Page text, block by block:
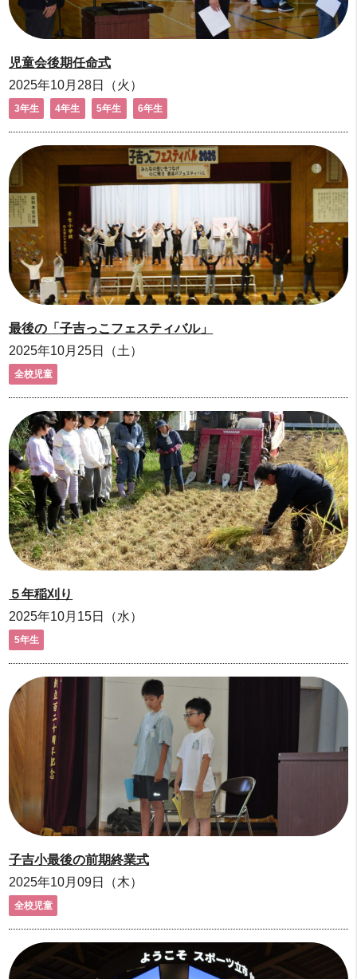
児童会後期任命式
2025年10月28日（火）
3年生 4年生 5年生 6年生
最後の「子吉っこフェスティバル」
2025年10月25日（土）
全校児童
５年稲刈り
2025年10月15日（水）
5年生
子吉小最後の前期終業式
2025年10月09日（木）
全校児童